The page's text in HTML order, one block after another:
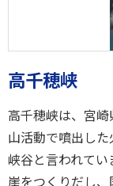
高千穂峡
高千穂峡は、宮
山活動で噴出し
峡谷と言われて
崖をつくりだし